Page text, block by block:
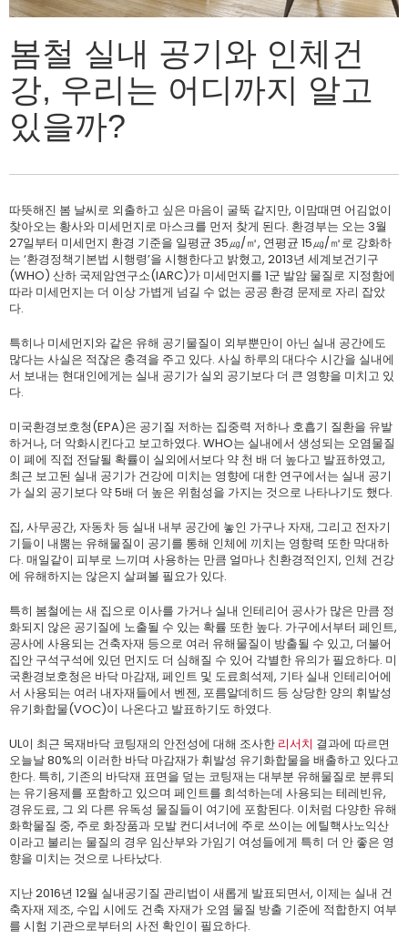
봄철 실내 공기와 인체건
강, 우리는 어디까지 알고
있을까?
따뜻해진 봄 날씨로 외출하고 싶은 마음이 굴뚝 같지만, 이맘때면 어김없이
찾아오는 황사와 미세먼지로 마스크를 먼저 찾게 된다. 환경부는 오는 3월
27일부터 미세먼지 환경 기준을 일평균 35㎍/㎥, 연평균 15㎍/㎥로 강화하
는 ‘환경정책기본법 시행령’을 시행한다고 밝혔고, 2013년 세계보건기구
(WHO) 산하 국제암연구소(IARC)가 미세먼지를 1군 발암 물질로 지정함에
따라 미세먼지는 더 이상 가볍게 넘길 수 없는 공공 환경 문제로 자리 잡았
다.
특히나 미세먼지와 같은 유해 공기물질이 외부뿐만이 아닌 실내 공간에도
많다는 사실은 적잖은 충격을 주고 있다. 사실 하루의 대다수 시간을 실내에
서 보내는 현대인에게는 실내 공기가 실외 공기보다 더 큰 영향을 미치고 있
다.
미국환경보호청(EPA)은 공기질 저하는 집중력 저하나 호흡기 질환을 유발
하거나, 더 악화시킨다고 보고하였다. WHO는 실내에서 생성되는 오염물질
이 폐에 직접 전달될 확률이 실외에서보다 약 천 배 더 높다고 발표하였고,
최근 보고된 실내 공기가 건강에 미치는 영향에 대한 연구에서는 실내 공기
가 실외 공기보다 약 5배 더 높은 위험성을 가지는 것으로 나타나기도 했다.
집, 사무공간, 자동차 등 실내 내부 공간에 놓인 가구나 자재, 그리고 전자기
기들이 내뿜는 유해물질이 공기를 통해 인체에 끼치는 영향력 또한 막대하
다. 매일같이 피부로 느끼며 사용하는 만큼 얼마나 친환경적인지, 인체 건강
에 유해하지는 않은지 살펴볼 필요가 있다.
특히 봄철에는 새 집으로 이사를 가거나 실내 인테리어 공사가 많은 만큼 정
화되지 않은 공기질에 노출될 수 있는 확률 또한 높다. 가구에서부터 페인트,
공사에 사용되는 건축자재 등으로 여러 유해물질이 방출될 수 있고, 더불어
집안 구석구석에 있던 먼지도 더 심해질 수 있어 각별한 유의가 필요하다. 미
국환경보호청은 바닥 마감재, 페인트 및 도료희석제, 기타 실내 인테리어에
서 사용되는 여러 내자재들에서 벤젠, 포름알데히드 등 상당한 양의 휘발성
유기화합물(VOC)이 나온다고 발표하기도 하였다.
UL이 최근 목재바닥 코팅재의 안전성에 대해 조사한 리서치 결과에 따르면
오늘날 80%의 이러한 바닥 마감재가 휘발성 유기화합물을 배출하고 있다고
한다. 특히, 기존의 바닥재 표면을 덮는 코팅재는 대부분 유해물질로 분류되
는 유기용제를 포함하고 있으며 페인트를 희석하는데 사용되는 테레빈유,
경유도료, 그 외 다른 유독성 물질들이 여기에 포함된다. 이처럼 다양한 유해
화학물질 중, 주로 화장품과 모발 컨디셔너에 주로 쓰이는 에틸핵사노익산
이라고 불리는 물질의 경우 임산부와 가임기 여성들에게 특히 더 안 좋은 영
향을 미치는 것으로 나타났다.
지난 2016년 12월 실내공기질 관리법이 새롭게 발표되면서, 이제는 실내 건
축자재 제조, 수입 시에도 건축 자재가 오염 물질 방출 기준에 적합한지 여부
를 시험 기관으로부터의 사전 확인이 필요하다.